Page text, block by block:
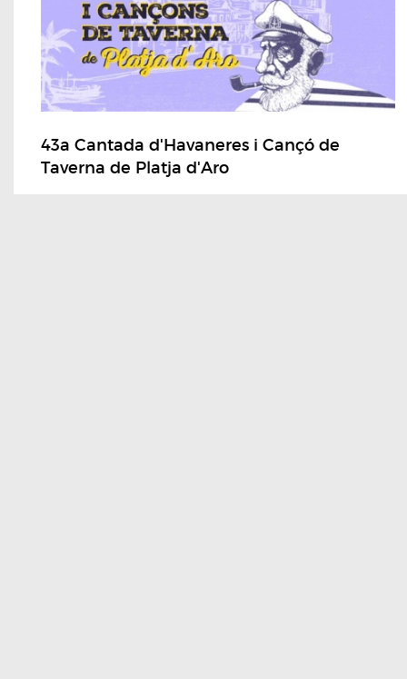
43a Cantada d'Havaneres i Cançó de
Taverna de Platja d'Aro